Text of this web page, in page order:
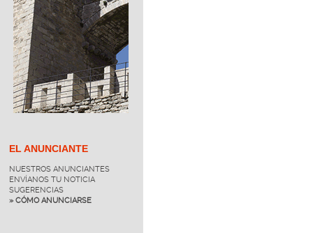
EL ANUNCIANTE
NUESTROS ANUNCIANTES
ENVÍANOS TU NOTICIA
SUGERENCIAS
» CÓMO ANUNCIARSE